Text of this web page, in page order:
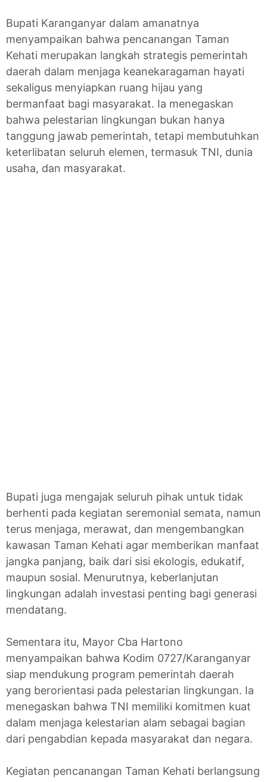
Bupati Karanganyar dalam amanatnya
menyampaikan bahwa pencanangan Taman
Kehati merupakan langkah strategis pemerintah
daerah dalam menjaga keanekaragaman hayati
sekaligus menyiapkan ruang hijau yang
bermanfaat bagi masyarakat. Ia menegaskan
bahwa pelestarian lingkungan bukan hanya
tanggung jawab pemerintah, tetapi membutuhkan
keterlibatan seluruh elemen, termasuk TNI, dunia
usaha, dan masyarakat.
Bupati juga mengajak seluruh pihak untuk tidak
berhenti pada kegiatan seremonial semata, namun
terus menjaga, merawat, dan mengembangkan
kawasan Taman Kehati agar memberikan manfaat
jangka panjang, baik dari sisi ekologis, edukatif,
maupun sosial. Menurutnya, keberlanjutan
lingkungan adalah investasi penting bagi generasi
mendatang.
Sementara itu, Mayor Cba Hartono
menyampaikan bahwa Kodim 0727/Karanganyar
siap mendukung program pemerintah daerah
yang berorientasi pada pelestarian lingkungan. Ia
menegaskan bahwa TNI memiliki komitmen kuat
dalam menjaga kelestarian alam sebagai bagian
dari pengabdian kepada masyarakat dan negara.
Kegiatan pencanangan Taman Kehati berlangsung